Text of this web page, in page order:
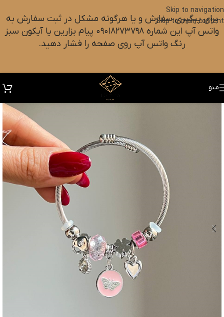
Skip to navigation
Skip to main content
برای پیگیری سفارش و یا هرگونه مشکل در ثبت سفارش به
واتس آپ این شماره ۰۹۰۱۸۲۷۳۷۹۸ پیام بزارین یا آیکون سبز
رنگ واتس آپ روی صفحه را فشار دهید.
منو